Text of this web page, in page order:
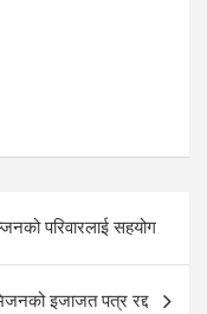
परिवारलाई सहयोग
इजाजत पत्र रद्द